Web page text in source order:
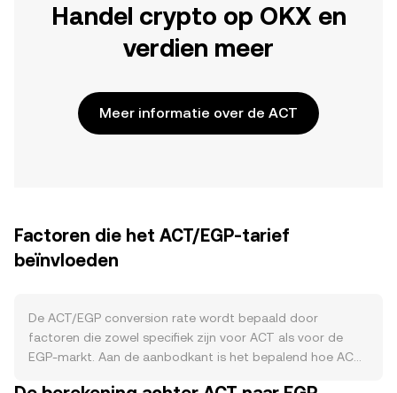
Handel crypto op OKX en
verdien meer
Meer informatie over de ACT
Factoren die het ACT/EGP-tarief
beïnvloeden
De ACT/EGP conversion rate wordt bepaald door
factoren die zowel specifiek zijn voor ACT als voor de
EGP-markt. Aan de aanbodkant is het bepalend hoe ACT